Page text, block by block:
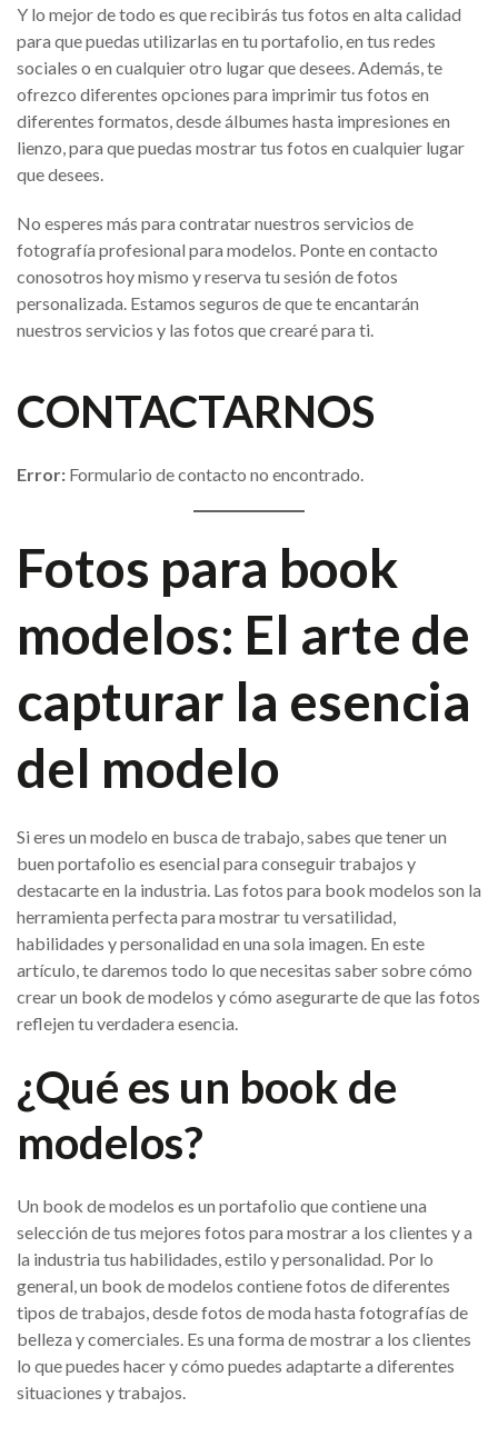
Y lo mejor de todo es que recibirás tus fotos en alta calidad
para que puedas utilizarlas en tu portafolio, en tus redes
sociales o en cualquier otro lugar que desees. Además, te
ofrezco diferentes opciones para imprimir tus fotos en
diferentes formatos, desde álbumes hasta impresiones en
lienzo, para que puedas mostrar tus fotos en cualquier lugar
que desees.
No esperes más para contratar nuestros servicios de
fotografía profesional para modelos. Ponte en contacto
conosotros hoy mismo y reserva tu sesión de fotos
personalizada. Estamos seguros de que te encantarán
nuestros servicios y las fotos que crearé para ti.
CONTACTARNOS
Error: Formulario de contacto no encontrado.
Fotos para book
modelos: El arte de
capturar la esencia
del modelo
Si eres un modelo en busca de trabajo, sabes que tener un
buen portafolio es esencial para conseguir trabajos y
destacarte en la industria. Las fotos para book modelos son la
herramienta perfecta para mostrar tu versatilidad,
habilidades y personalidad en una sola imagen. En este
artículo, te daremos todo lo que necesitas saber sobre cómo
crear un book de modelos y cómo asegurarte de que las fotos
reflejen tu verdadera esencia.
¿Qué es un book de
modelos?
Un book de modelos es un portafolio que contiene una
selección de tus mejores fotos para mostrar a los clientes y a
la industria tus habilidades, estilo y personalidad. Por lo
general, un book de modelos contiene fotos de diferentes
tipos de trabajos, desde fotos de moda hasta fotografías de
belleza y comerciales. Es una forma de mostrar a los clientes
lo que puedes hacer y cómo puedes adaptarte a diferentes
situaciones y trabajos.